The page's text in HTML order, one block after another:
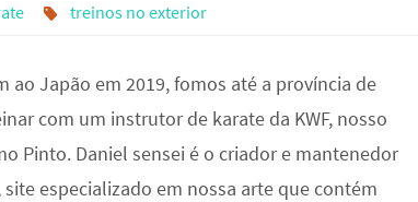
treinos no exterior
ao Japão em 2019, fomos até a província de
com um instrutor de karate da KWF, nosso
Pinto. Daniel sensei é o criador e mantenedor
especializado em nossa arte que contém